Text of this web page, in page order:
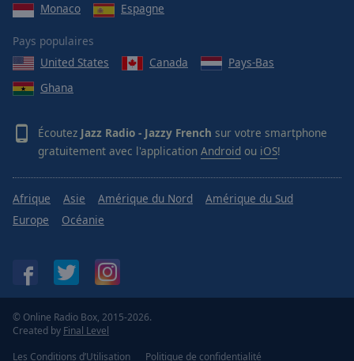
Monaco
Espagne
Pays populaires
United States
Canada
Pays-Bas
Ghana
Écoutez Jazz Radio - Jazzy French sur votre smartphone
gratuitement avec l'application Android ou iOS!
Afrique Asie Amérique du Nord
Amérique du Sud
Europe
Océanie
© Online Radio Box, 2015-2026.
Created by Final Level
Les Conditions d’Utilisation
Politique de confidentialité